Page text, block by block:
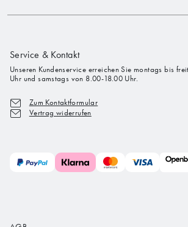
Service & Kontakt
Unseren Kundenservice erreichen Sie montags bis
Uhr und samstags von 8.00-18.00 Uhr.
Zum Kontaktformular
Vertrag widerrufen